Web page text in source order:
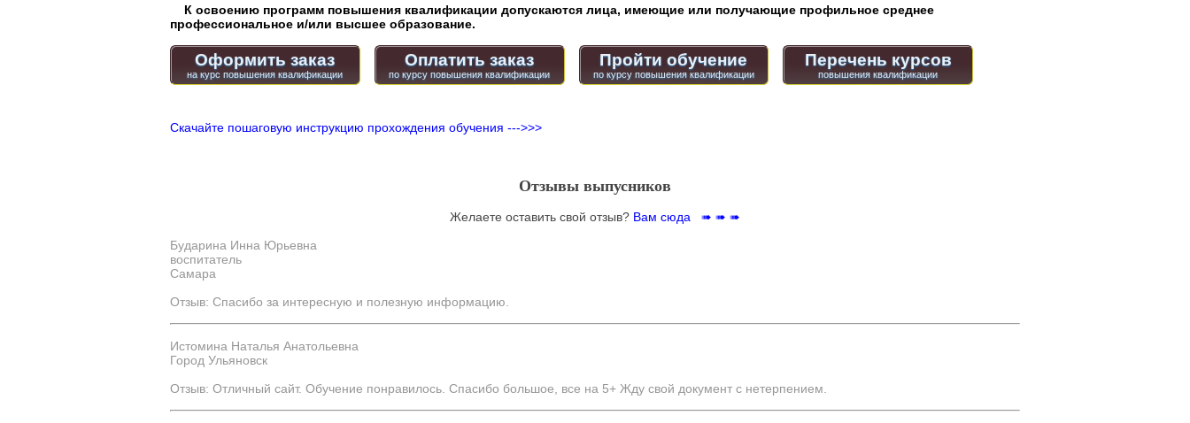
К освоению программ повышения квалификации допускаются лица, имеющие или получающие профильное среднее
профессиональное и/или высшее образование.
Оформить заказ Оплатить заказ Пройти обучение
по курсу повышения квалификации
Перечень курсов
Скачайте пошаговую инструкцию прохождения обучения --->>>
Отзывы выпусников
Желаете оставить свой отзыв? Вам сюда ➠ ➠ ➠
Бударина Инна Юрьевна
воспитатель
Самара
Отзыв: Спасибо за интересную и полезную информацию.
Истомина Наталья Анатольевна
Город Ульяновск
Отзыв: Отличный сайт. Обучение понравилось. Спасибо большое, все на 5+ Жду свой документ с нетерпением.